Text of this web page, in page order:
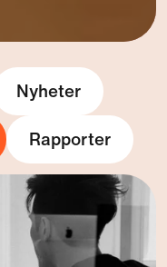
Nyheter
Rapporter